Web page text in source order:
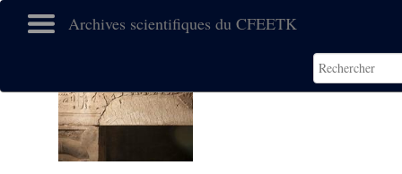
Archives scientifiques du CFEETK